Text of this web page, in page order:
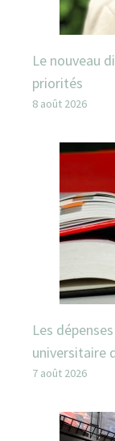
Le nouveau
priorités
8 août 2026
Les
universitaire
7 août 2026